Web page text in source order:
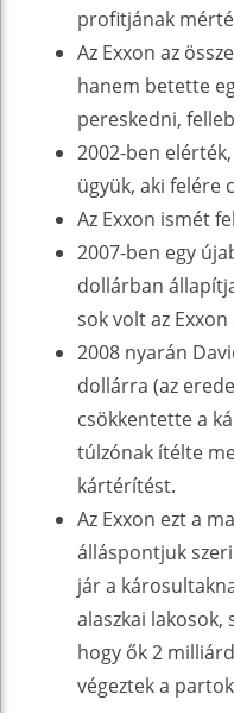
profitjának
Az Exxon az
hanem betette
pereskedni,
2002-ben
ügyük, aki felére
Az Exxon ismét
2007-ben egy
dollárban
sok volt az
2008 nyarán
dollárra (az
csökkentette a
túlzónak ítélte
kártérítést.
Az Exxon ezt a
álláspontjuk
jár a
alaszkai
hogy ők 2
végeztek a